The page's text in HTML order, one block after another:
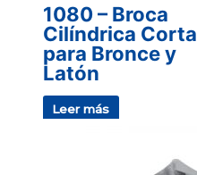
1080 – Broca
Cilíndrica Corta
para Bronce y
Latón
Leer más